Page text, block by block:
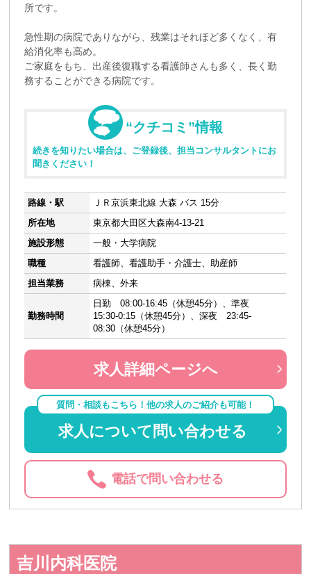
所です。
急性期の病院でありながら、残業はそれほど多くなく、有
給消化率も高め。
ご家庭をもち、出産後復職する看護師さんも多く、長く勤
務することができる病院です。
“クチコミ”情報
続きを知りたい場合は、ご登録後、担当コンサルタントにお
聞きください！
路線・駅
ＪＲ京浜東北線 大森 バス 15分
所在地
東京都大田区大森南4-13-21
施設形態
一般・大学病院
職種
看護師、看護助手・介護士、助産師
担当業務
病棟、外来
勤務時間
日勤 08:00-16:45（休憩45分）、準夜
15:30-0:15（休憩45分）、深夜 23:45-
08:30（休憩45分）
求人詳細ページへ
質問・相談もこちら！他の求人のご紹介も可能！
求人について問い合わせる
電話で問い合わせる
吉川内科医院